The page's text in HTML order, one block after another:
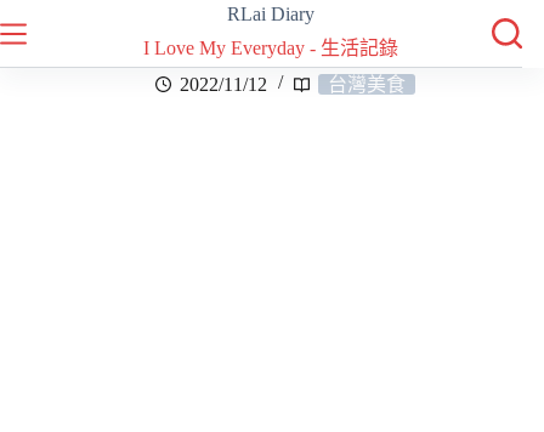
RLai Diary
I Love My Everyday - 生活記錄
2022/11/12
台灣美食